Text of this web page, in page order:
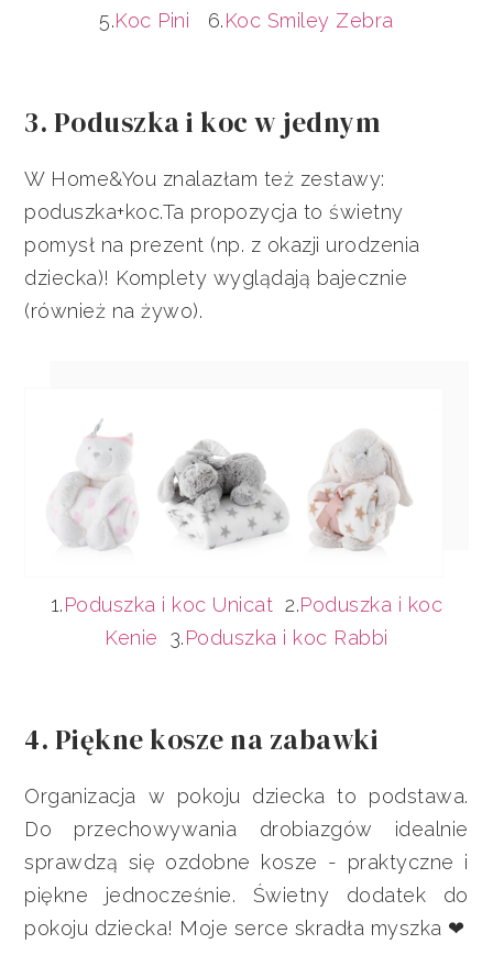
5.Koc Pini 6.Koc Smiley Zebra
3. Poduszka i koc w jednym
W Home&You znalazłam też zestawy:
poduszka+koc.Ta propozycja to świetny
pomysł na prezent (np. z okazji urodzenia
dziecka)! Komplety wyglądają bajecznie
(również na żywo).
1.Poduszka i koc Unicat 2.Poduszka i koc
Kenie 3.Poduszka i koc Rabbi
4. Piękne kosze na zabawki
Organizacja w pokoju dziecka to podstawa.
Do przechowywania drobiazgów idealnie
sprawdzą się ozdobne kosze - praktyczne i
piękne jednocześnie. Świetny dodatek do
pokoju dziecka! Moje serce skradła myszka ❤